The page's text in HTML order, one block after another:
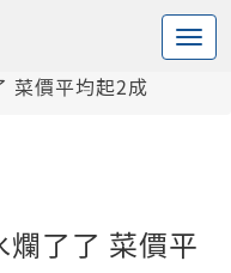
菜價平均起2成
了了 菜價平